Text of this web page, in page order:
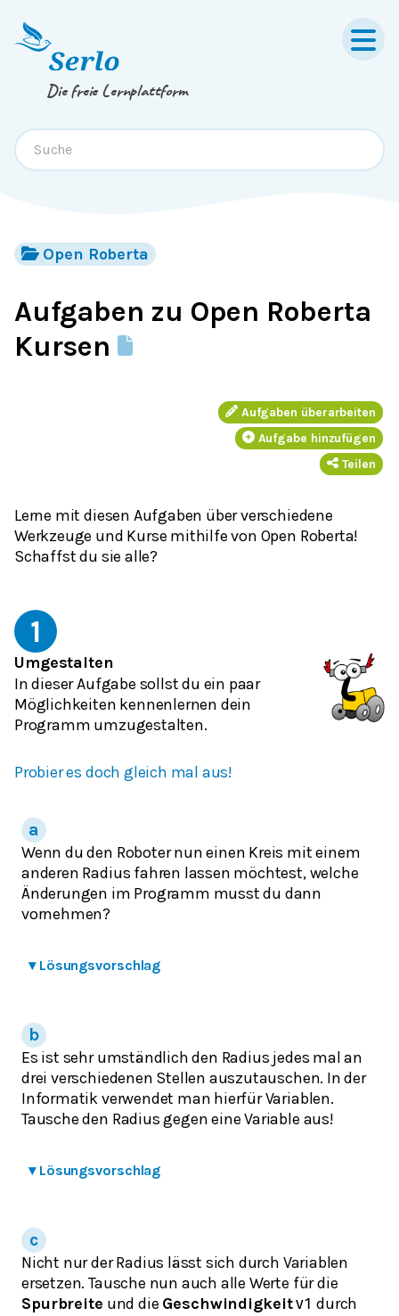
Springe zum
Die freie Lernplattform
Open Roberta
Aufgaben zu Open Roberta
Kursen
Aufgaben überarbeiten
Aufgabe hinzufügen
Teilen
Lerne mit diesen Aufgaben über verschiedene
Werkzeuge und Kurse mithilfe von Open Roberta!
Schaffst du sie alle?
1
Umgestalten
In dieser Aufgabe sollst du ein paar
Möglichkeiten kennenlernen dein
Programm umzugestalten.
Probier es doch gleich mal aus!
Wenn du den Roboter nun einen Kreis mit einem
anderen Radius fahren lassen möchtest, welche
Änderungen im Programm musst du dann
vornehmen?
▾ Lösungsvorschlag
Es ist sehr umständlich den Radius jedes mal an
drei verschiedenen Stellen auszutauschen. In der
Informatik verwendet man hierfür Variablen.
Tausche den Radius gegen eine Variable aus!
▾ Lösungsvorschlag
Nicht nur der Radius lässt sich durch Variablen
ersetzen. Tausche nun auch alle Werte für die
Spurbreite und die Geschwindigkeit v1 durch